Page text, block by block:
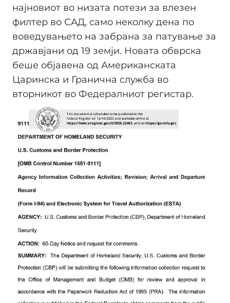
најновиот во низата потези за влезен
филтер во САД, само неколку дена по
воведувањето на забрана за патување за
државјани од 19 земји. Новата обврска
беше објавена од Американската
Царинска и Гранична служба во
вторникот во Федералниот регистар.